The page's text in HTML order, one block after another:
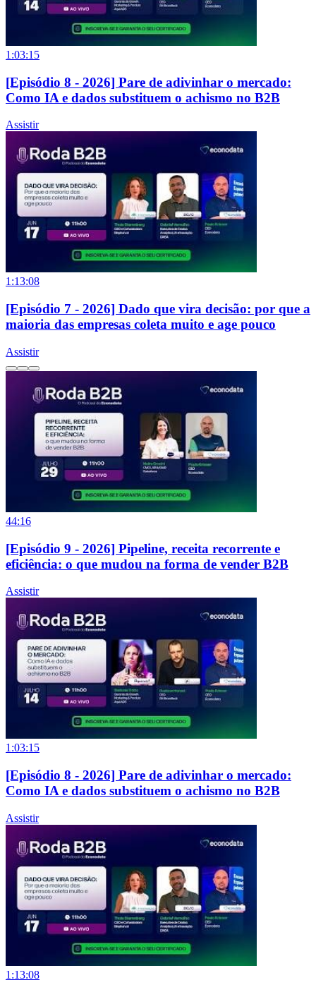
1:03:15
[Episódio 8 - 2026] Pare de adivinhar o mercado:
Como IA e dados substituem o achismo no B2B
Assistir
1:13:08
[Episódio 7 - 2026] Dado que vira decisão: por que a
maioria das empresas coleta muito e age pouco
Assistir
44:16
[Episódio 9 - 2026] Pipeline, receita recorrente e
eficiência: o que mudou na forma de vender B2B
Assistir
1:03:15
[Episódio 8 - 2026] Pare de adivinhar o mercado:
Como IA e dados substituem o achismo no B2B
Assistir
1:13:08